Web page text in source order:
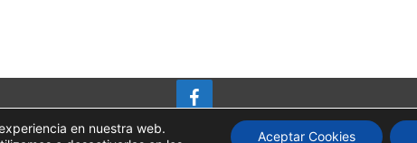
en nuestra web.
Aceptar Cookies